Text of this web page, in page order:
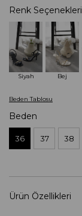
Renk Seçenekleri
Siyah Bej
Beden Tablosu
Beden
36 37 38
Ürün Özellikleri